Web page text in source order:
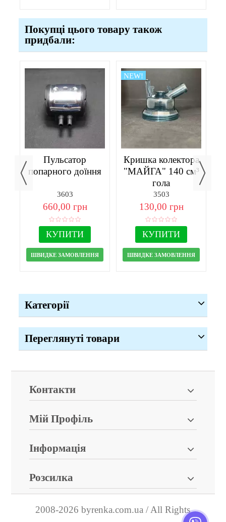
Покупці цього товару також
придбали:
Пульсатор
попарного доїння
3603
660,00 грн
КУПИТИ
ШВИДКЕ ЗАМОВЛЕННЯ
NEW!
Кришка колектора
"МАЙГА" 140 см³
гола
3503
130,00 грн
КУПИТИ
ШВИДКЕ ЗАМОВЛЕННЯ
Категорії
Переглянуті товари
Контакти
Мій Профіль
Інформація
Розсилка
2008-2026 byrenka.com.ua / All Rights